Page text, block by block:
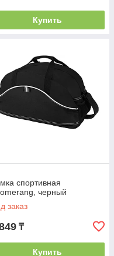
Купить
спортивная
черный
заказ
₸
Купить